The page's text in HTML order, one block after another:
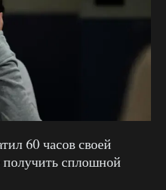
60 часов своей
сплошной